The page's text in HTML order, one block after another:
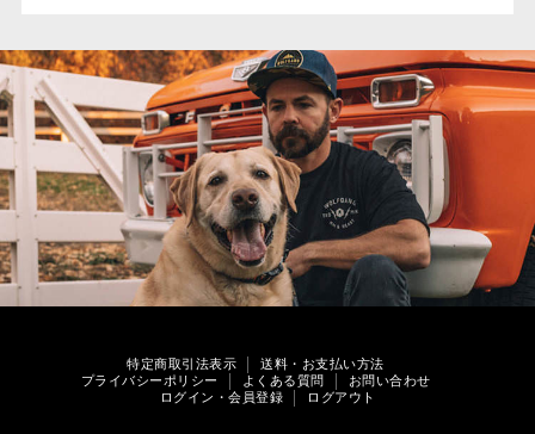
特定商取引法表示
送料・お支払い方法
プライバシーポリシー
よくある質問
お問い合わせ
ログイン・会員登録
ログアウト